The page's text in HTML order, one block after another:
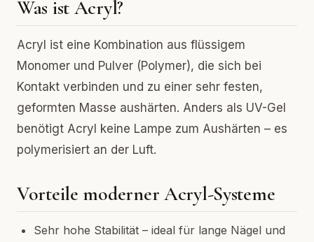
Was ist Acryl?
Acryl ist eine Kombination aus flüssigem
Monomer und Pulver (Polymer), die sich bei
Kontakt verbinden und zu einer sehr festen,
geformten Masse aushärten. Anders als UV-Gel
benötigt Acryl keine Lampe zum Aushärten – es
polymerisiert an der Luft.
Vorteile moderner Acryl-Systeme
Sehr hohe Stabilität – ideal für lange Nägel und